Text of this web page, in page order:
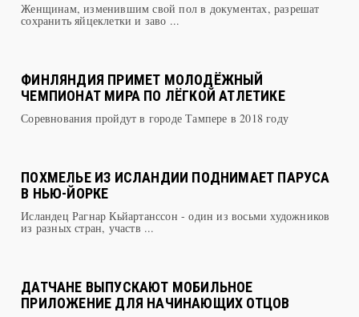
Женщинам, изменившим свой пол в документах, разрешат
сохранить яйцеклетки и заво ...
ФИНЛЯНДИЯ ПРИМЕТ МОЛОДЁЖНЫЙ
ЧЕМПИОНАТ МИРА ПО ЛЁГКОЙ АТЛЕТИКЕ
Соревнования пройдут в городе Тампере в 2018 году
ПОХМЕЛЬЕ ИЗ ИСЛАНДИИ ПОДНИМАЕТ ПАРУСА
В НЬЮ-ЙОРКЕ
Исландец Рагнар Кьйартанссон - один из восьми художников
из разных стран, участв ...
ДАТЧАНЕ ВЫПУСКАЮТ МОБИЛЬНОЕ
ПРИЛОЖЕНИЕ ДЛЯ НАЧИНАЮЩИХ ОТЦОВ